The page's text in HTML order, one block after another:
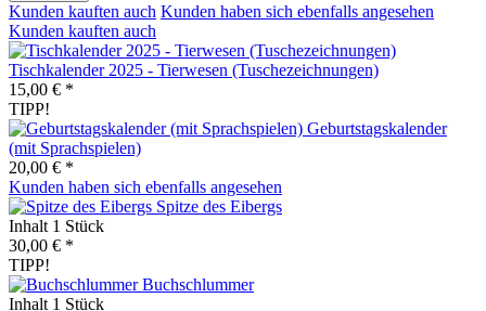
Kunden kauften auch Kunden haben sich ebenfalls angesehen
Kunden kauften auch
Tischkalender 2025 - Tierwesen (Tuschezeichnungen)
15,00 € *
TIPP!
Geburtstagskalender
(mit Sprachspielen)
20,00 € *
Kunden haben sich ebenfalls angesehen
Spitze des Eibergs
Inhalt 1 Stück
30,00 € *
TIPP!
Buchschlummer
Inhalt 1 Stück